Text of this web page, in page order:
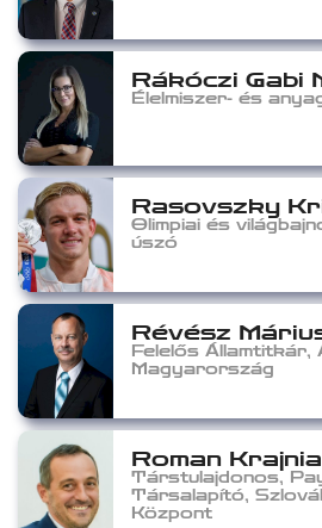
Rákóczi Gabi
Élelmiszer- és
Rasovszky
Olimpiai és
úszó
Révész
Felelős Államtitkár,
Magyarország
Roman
Társtulajdonos,
Társalapító,
Központ